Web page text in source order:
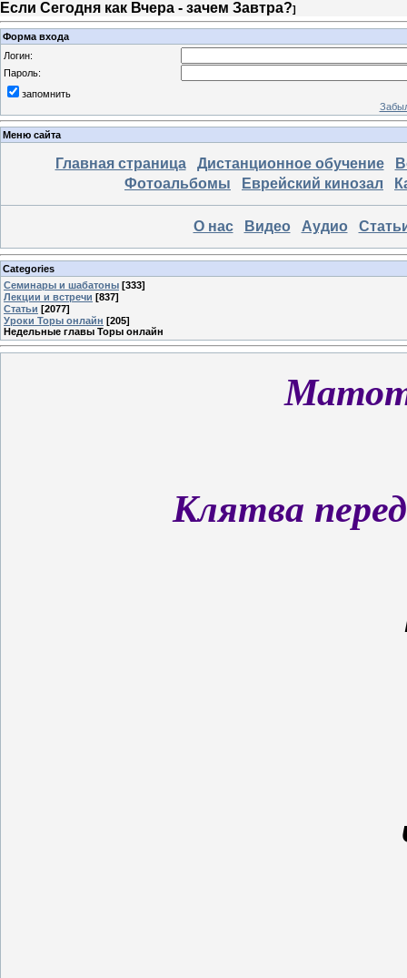
Если Сегодня как Вчера - зачем Завтра?]
Форма входа
Логин:
Пароль:
запомнить
Меню сайта
Главная страница Дистанционное обучение
Фотоальбомы
Еврейский кинозал
О нас Видео Аудио
Categories
Семинары и шабатоны [333]
Лекции и встречи [837]
Статьи [2077]
Уроки Торы онлайн [205]
Недельные главы Торы онлайн
Матот
Клятва